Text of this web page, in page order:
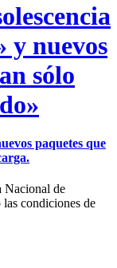
y nuevos
sólo
paquetes que
Nacional de
condiciones de